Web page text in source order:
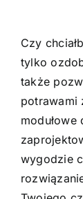
Czy
tylko
także
potrawami
modułowe
wygodzie